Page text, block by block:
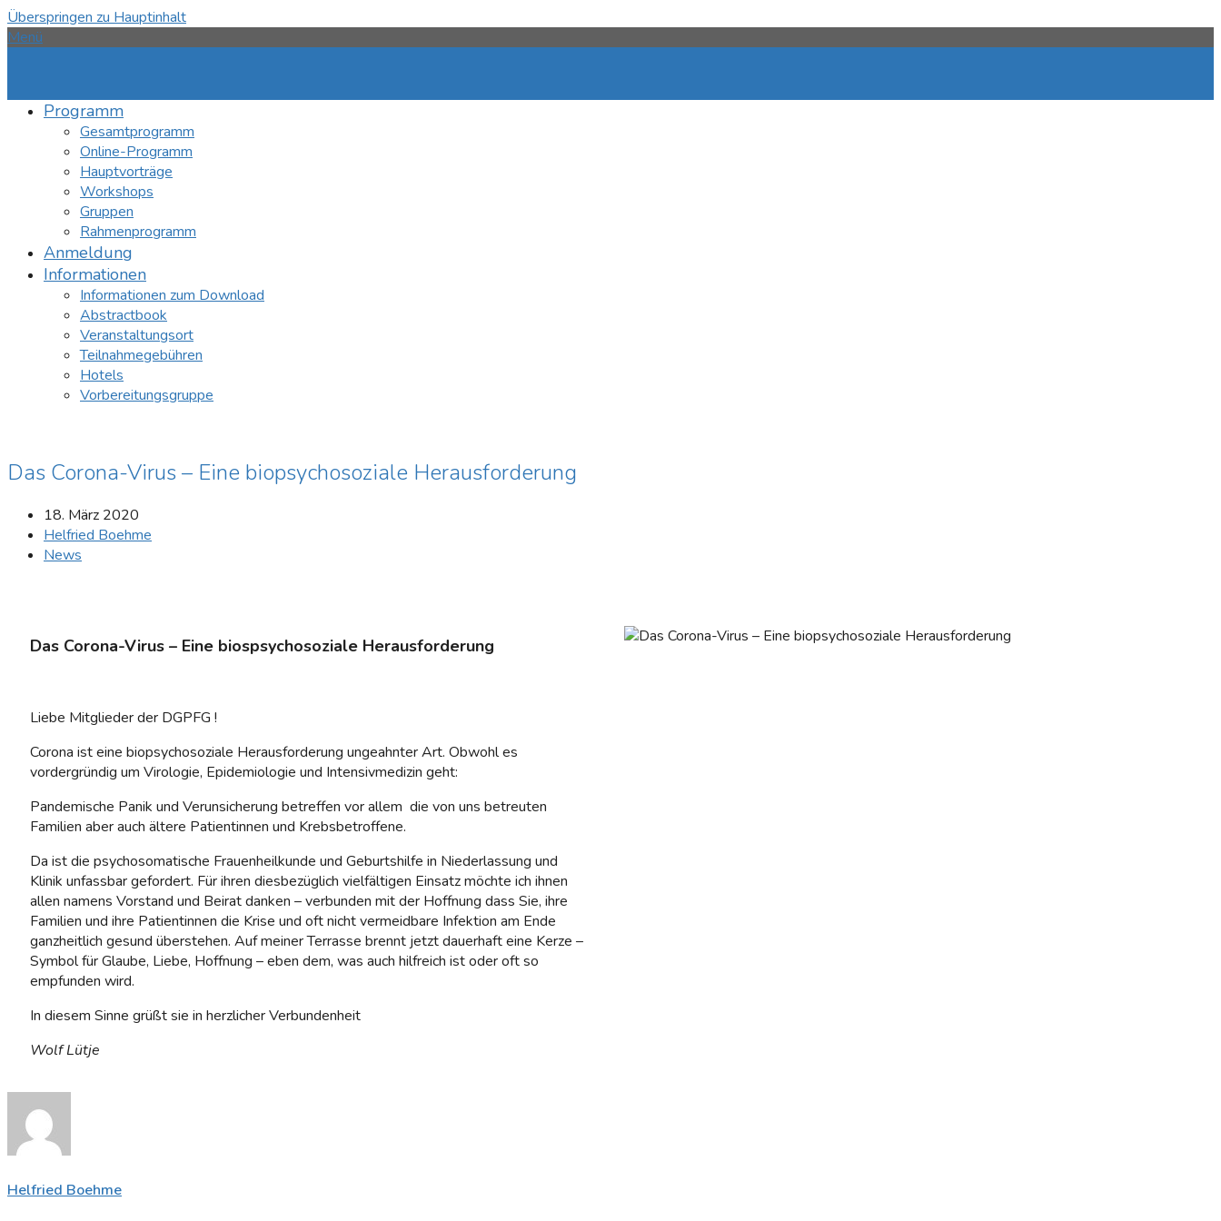
Überspringen zu Hauptinhalt
Menü
Programm
Gesamtprogramm
Online-Programm
Hauptvorträge
Workshops
Gruppen
Rahmenprogramm
Anmeldung
Informationen
Informationen zum Download
Abstractbook
Veranstaltungsort
Teilnahmegebühren
Hotels
Vorbereitungsgruppe
Das Corona-Virus – Eine biopsychosoziale Herausforderung
18. März 2020
Helfried Boehme
News
Das Corona-Virus – Eine biospsychosoziale Herausforderung
Liebe Mitglieder der DGPFG !
Corona ist eine biopsychosoziale Herausforderung ungeahnter Art. Obwohl es
vordergründig um Virologie, Epidemiologie und Intensivmedizin geht:
Pandemische Panik und Verunsicherung betreffen vor allem die von uns betreuten
Familien aber auch ältere Patientinnen und Krebsbetroffene.
Da ist die psychosomatische Frauenheilkunde und Geburtshilfe in Niederlassung und
Klinik unfassbar gefordert. Für ihren diesbezüglich vielfältigen Einsatz möchte ich ihnen
allen namens Vorstand und Beirat danken – verbunden mit der Hoffnung dass Sie, ihre
Familien und ihre Patientinnen die Krise und oft nicht vermeidbare Infektion am Ende
ganzheitlich gesund überstehen. Auf meiner Terrasse brennt jetzt dauerhaft eine Kerze –
Symbol für Glaube, Liebe, Hoffnung – eben dem, was auch hilfreich ist oder oft so
empfunden wird.
In diesem Sinne grüßt sie in herzlicher Verbundenheit
Wolf Lütje
Helfried Boehme